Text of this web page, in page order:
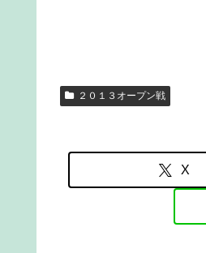
２０１３オープン戦
X